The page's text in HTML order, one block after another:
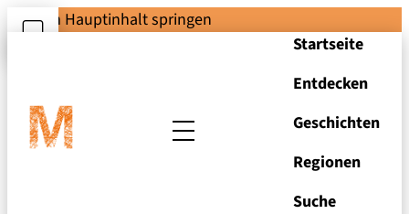
Zum Hauptinhalt springen
Startseite
Entdecken
Geschichten
Regionen
Suche
Suchen und Stöbern
in den Brandenburger